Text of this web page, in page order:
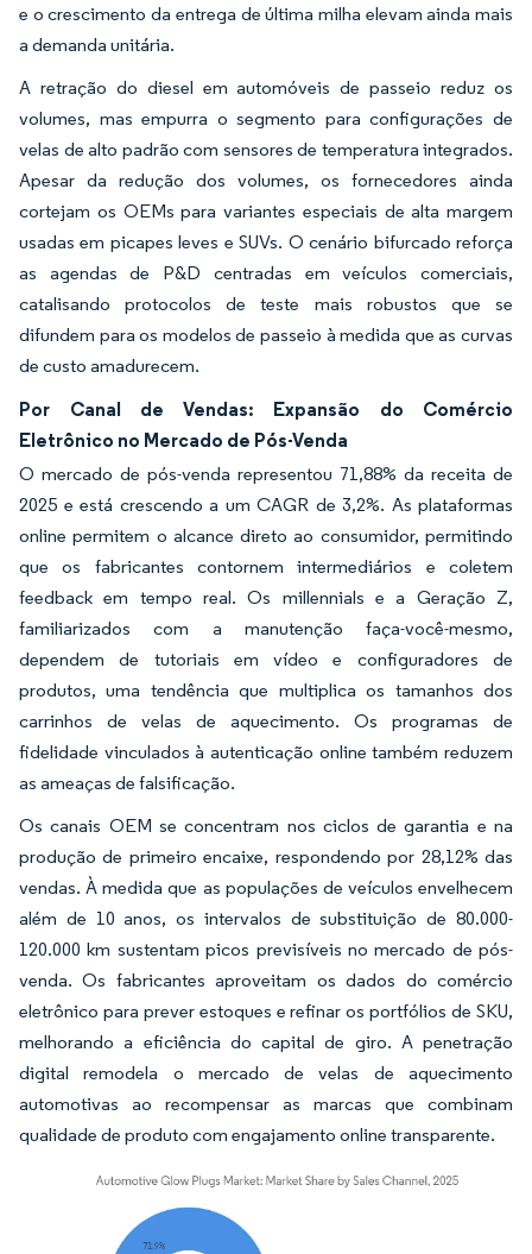
e o crescimento da entrega de última milha elevam ainda mais
a demanda unitária.
A retração do diesel em automóveis de passeio reduz os
volumes, mas empurra o segmento para configurações de
velas de alto padrão com sensores de temperatura integrados.
Apesar da redução dos volumes, os fornecedores ainda
cortejam os OEMs para variantes especiais de alta margem
usadas em picapes leves e SUVs. O cenário bifurcado reforça
as agendas de P&D centradas em veículos comerciais,
catalisando protocolos de teste mais robustos que se
difundem para os modelos de passeio à medida que as curvas
de custo amadurecem.
Por Canal de Vendas: Expansão do Comércio
Eletrônico no Mercado de Pós-Venda
O mercado de pós-venda representou 71,88% da receita de
2025 e está crescendo a um CAGR de 3,2%. As plataformas
online permitem o alcance direto ao consumidor, permitindo
que os fabricantes contornem intermediários e coletem
feedback em tempo real. Os millennials e a Geração Z,
familiarizados com a manutenção faça-você-mesmo,
dependem de tutoriais em vídeo e configuradores de
produtos, uma tendência que multiplica os tamanhos dos
carrinhos de velas de aquecimento. Os programas de
fidelidade vinculados à autenticação online também reduzem
as ameaças de falsificação.
Os canais OEM se concentram nos ciclos de garantia e na
produção de primeiro encaixe, respondendo por 28,12% das
vendas. À medida que as populações de veículos envelhecem
além de 10 anos, os intervalos de substituição de 80.000-
120.000 km sustentam picos previsíveis no mercado de pós-
venda. Os fabricantes aproveitam os dados do comércio
eletrônico para prever estoques e refinar os portfólios de SKU,
melhorando a eficiência do capital de giro. A penetração
digital remodela o mercado de velas de aquecimento
automotivas ao recompensar as marcas que combinam
qualidade de produto com engajamento online transparente.